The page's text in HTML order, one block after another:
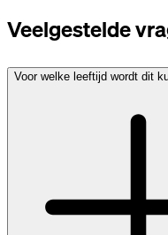
Veelgestelde
Voor welke leeftijd wordt dit